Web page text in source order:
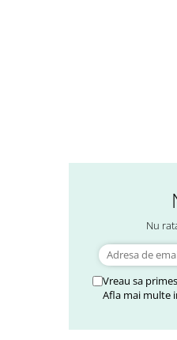
Nu
Vreau sa
Afla mai multe